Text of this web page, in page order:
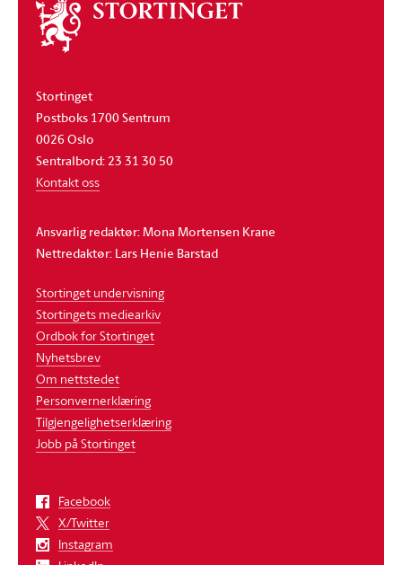
Om
stortinget
Stortinget
Postboks 1700 Sentrum
0026 Oslo
Sentralbord: 23 31 30 50
Kontakt oss
Ansvarlig redaktør: Mona Mortensen Krane
Nettredaktør: Lars Henie Barstad
Stortinget undervisning
Stortingets mediearkiv
Ordbok for Stortinget
Nyhetsbrev
Om nettstedet
Personvernerklæring
Tilgjengelighetserklæring
Jobb på Stortinget
Facebook
X/Twitter
Instagram